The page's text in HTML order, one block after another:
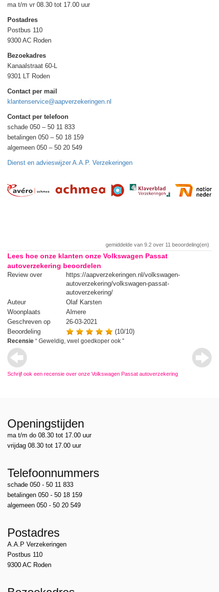
ma t/m vr 08.30 tot 17.00 uur
Postadres
Postbus 110
9300 AC Roden
Bezoekadres
Kanaalstraat 60-L
9301 LT Roden
Contact per mail
klantenservice@aapverzekeringen.nl
Contact per telefoon
schade 050 – 50 11 833
betalingen 050 – 50 18 159
algemeen 050 – 50 20 549
Dienst en advieswijzer A.A.P. Verzekeringen
Lees hoe onze klanten onze Volkswagen Passat
autoverzekering beoordelen
Review over
https://aapverzekeringen.nl/volkswagen-
autoverzekering/volkswagen-passat-
autoverzekering/
Auteur
Olaf Karsten
Woonplaats
Almere
Geschreven op
26-03-2021
Beoordeling
(10/10)
Recensie “ Geweldig, vwel goedkoper ook ”
gemiddelde van 9.2 over 11 beoordeling(en)
Schrijf ook een recensie over onze Volkswagen Passat autoverzekering
Openingstijden
ma t/m do 08.30 tot 17.00 uur
vrijdag 08.30 tot 17.00 uur
Telefoonnummers
schade 050 - 50 11 833
betalingen 050 - 50 18 159
algemeen 050 - 50 20 549
Postadres
A.A.P Verzekeringen
Postbus 110
9300 AC Roden